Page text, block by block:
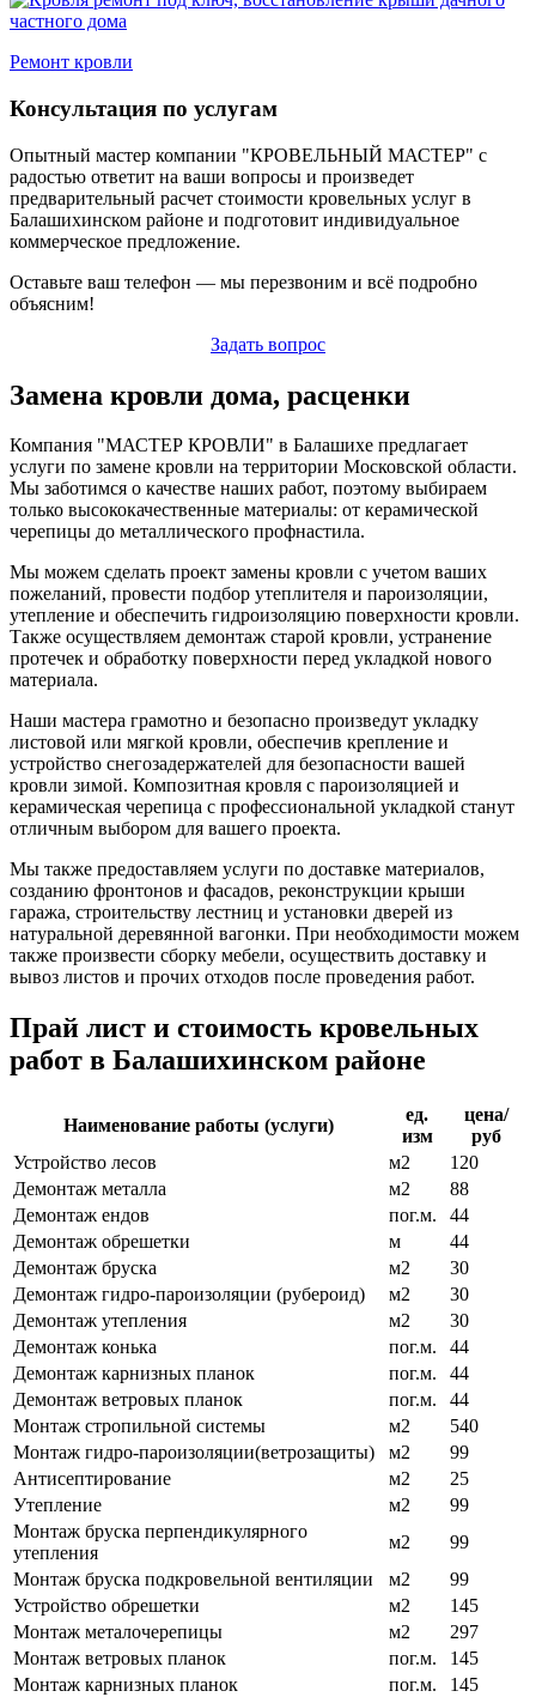
Ремонт кровли
Консультация по услугам
Опытный мастер компании "КРОВЕЛЬНЫЙ МАСТЕР" с
радостью ответит на ваши вопросы и произведет
предварительный расчет стоимости кровельных услуг в
Балашихинском районе и подготовит индивидуальное
коммерческое предложение.
Оставьте ваш телефон — мы перезвоним и всё подробно
объясним!
Задать вопрос
Замена кровли дома, расценки
Компания "МАСТЕР КРОВЛИ" в Балашихе предлагает
услуги по замене кровли на территории Московской области.
Мы заботимся о качестве наших работ, поэтому выбираем
только высококачественные материалы: от керамической
черепицы до металлического профнастила.
Мы можем сделать проект замены кровли с учетом ваших
пожеланий, провести подбор утеплителя и пароизоляции,
утепление и обеспечить гидроизоляцию поверхности кровли.
Также осуществляем демонтаж старой кровли, устранение
протечек и обработку поверхности перед укладкой нового
материала.
Наши мастера грамотно и безопасно произведут укладку
листовой или мягкой кровли, обеспечив крепление и
устройство снегозадержателей для безопасности вашей
кровли зимой. Композитная кровля с пароизоляцией и
керамическая черепица с профессиональной укладкой станут
отличным выбором для вашего проекта.
Мы также предоставляем услуги по доставке материалов,
созданию фронтонов и фасадов, реконструкции крыши
гаража, строительству лестниц и установки дверей из
натуральной деревянной вагонки. При необходимости можем
также произвести сборку мебели, осуществить доставку и
вывоз листов и прочих отходов после проведения работ.
Прай лист и стоимость кровельных
работ в Балашихинском районе
Наименование работы (услуги)
ед.
изм
цена/
руб
Устройство лесов
м2
120
Демонтаж металла
м2
88
Демонтаж ендов
пог.м.
44
Демонтаж обрешетки
м
44
Демонтаж бруска
м2
30
Демонтаж гидро-пароизоляции (рубероид)
м2
30
Демонтаж утепления
м2
30
Демонтаж конька
пог.м.
44
Демонтаж карнизных планок
пог.м.
44
Демонтаж ветровых планок
пог.м.
44
Монтаж стропильной системы
м2
540
Монтаж гидро-пароизоляции(ветрозащиты)
м2
99
Антисептирование
м2
25
Утепление
м2
99
Монтаж бруска перпендикулярного
утепления
м2
99
Монтаж бруска подкровельной вентиляции
м2
99
Устройство обрешетки
м2
145
Монтаж металочерепицы
м2
297
Монтаж ветровых планок
пог.м.
145
Монтаж карнизных планок
пог.м.
145